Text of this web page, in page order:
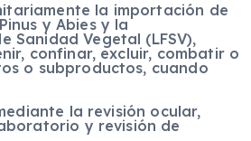
la importación de
Pinus y Abies y la
Sanidad Vegetal (LFSV),
confinar, excluir, combatir o
o subproductos, cuando
la revisión ocular,
y revisión de